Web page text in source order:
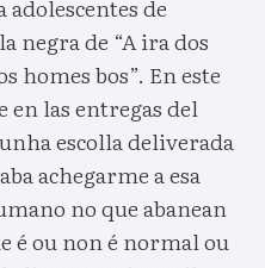
de
negra de “A ira dos
homes bos”. En este
en las entregas del
escolla deliverada
achegarme a esa
no que abanean
é ou non é normal ou